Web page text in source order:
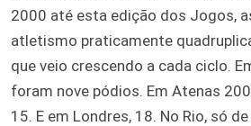
2000 até esta edição dos Jogos,
atletismo praticamente
que veio crescendo a cada ciclo.
foram nove pódios. Em Atenas
15. E em Londres, 18. No Rio, só